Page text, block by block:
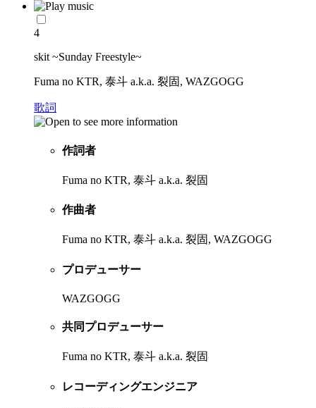
4
skit ~Sunday Freestyle~
Fuma no KTR, 泰斗 a.k.a. 裂固, WAZGOGG
歌詞
作詞者
Fuma no KTR, 泰斗 a.k.a. 裂固
作曲者
Fuma no KTR, 泰斗 a.k.a. 裂固, WAZGOGG
プロデューサー
WAZGOGG
共同プロデューサー
Fuma no KTR, 泰斗 a.k.a. 裂固
レコーディングエンジニア